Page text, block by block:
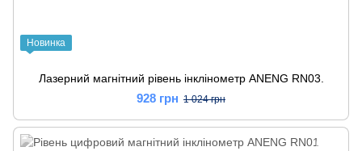
Новинка
Лазерний магнітний рівень інклінометр ANENG RN03.
928 грн 1 024 грн